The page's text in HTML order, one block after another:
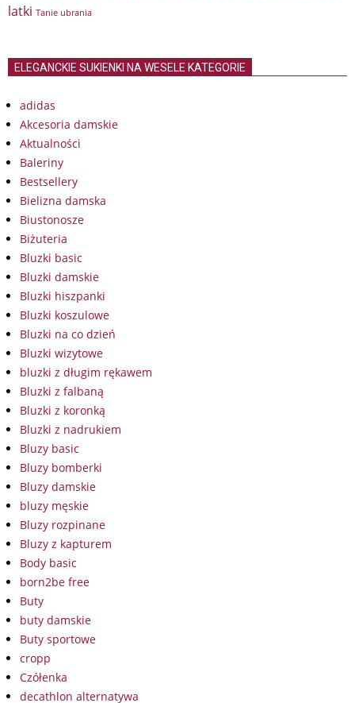
latki Tanie ubrania
ELEGANCKIE SUKIENKI NA WESELE KATEGORIE
adidas
Akcesoria damskie
Aktualności
Baleriny
Bestsellery
Bielizna damska
Biustonosze
Biżuteria
Bluzki basic
Bluzki damskie
Bluzki hiszpanki
Bluzki koszulowe
Bluzki na co dzień
Bluzki wizytowe
bluzki z długim rękawem
Bluzki z falbaną
Bluzki z koronką
Bluzki z nadrukiem
Bluzy basic
Bluzy bomberki
Bluzy damskie
bluzy męskie
Bluzy rozpinane
Bluzy z kapturem
Body basic
born2be free
Buty
buty damskie
Buty sportowe
cropp
Czółenka
decathlon alternatywa